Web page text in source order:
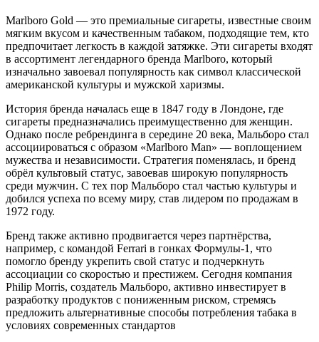
Marlboro Gold — это премиальные сигареты, известные своим
мягким вкусом и качественным табаком, подходящие тем, кто
предпочитает легкость в каждой затяжке. Эти сигареты входят
в ассортимент легендарного бренда Marlboro, который
изначально завоевал популярность как символ классической
американской культуры и мужской харизмы.
История бренда началась еще в 1847 году в Лондоне, где
сигареты предназначались преимущественно для женщин.
Однако после ребрендинга в середине 20 века, Мальборо стал
ассоциироваться с образом «Marlboro Man» — воплощением
мужества и независимости. Стратегия поменялась, и бренд
обрёл культовый статус, завоевав широкую популярность
среди мужчин. С тех пор Мальборо стал частью культуры и
добился успеха по всему миру, став лидером по продажам в
1972 году.
Бренд также активно продвигается через партнёрства,
например, с командой Ferrari в гонках Формулы-1, что
помогло бренду укрепить свой статус и подчеркнуть
ассоциации со скоростью и престижем. Сегодня компания
Philip Morris, создатель Мальборо, активно инвестирует в
разработку продуктов с пониженным риском, стремясь
предложить альтернативные способы потребления табака в
условиях современных стандартов